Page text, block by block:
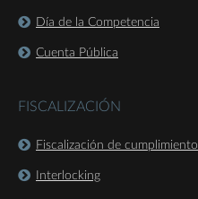
Día de la Competencia
Cuenta Pública
FISCALIZACIÓN
Fiscalización de cumplimiento
Interlocking